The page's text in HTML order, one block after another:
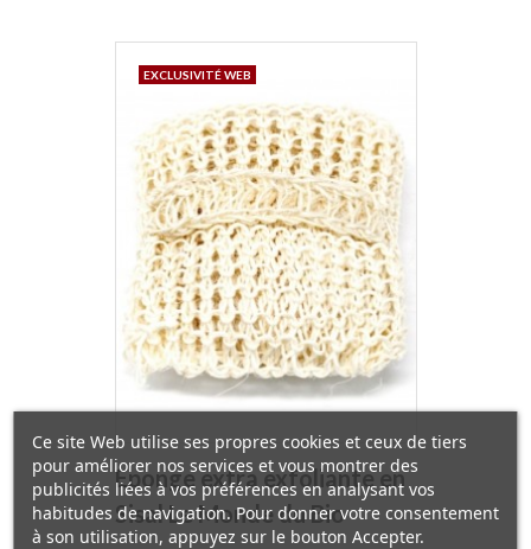
Eponge extra exfoliante en
Sisal Le Monde du Bio
EXCLUSIVITÉ WEB
Ce site Web utilise ses propres cookies et ceux de tiers
pour améliorer nos services et vous montrer des
publicités liées à vos préférences en analysant vos
habitudes de navigation. Pour donner votre consentement
à son utilisation, appuyez sur le bouton Accepter.